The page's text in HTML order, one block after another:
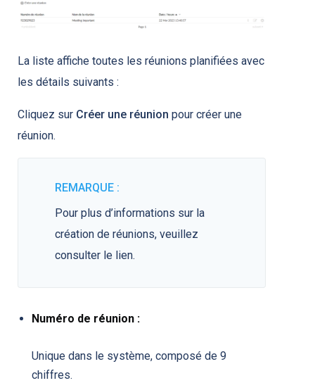
La liste affiche toutes les réunions planifiées avec
les détails suivants :
Cliquez sur Créer une réunion pour créer une
réunion.
REMARQUE :
Pour plus d’informations sur la
création de réunions, veuillez
consulter le lien.
Numéro de réunion :
Unique dans le système, composé de 9
chiffres.